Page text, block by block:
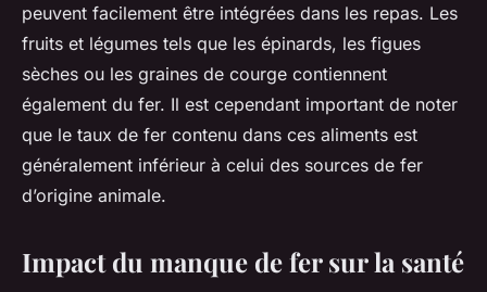
peuvent facilement être intégrées dans les repas. Les
fruits et légumes tels que les épinards, les figues
sèches ou les graines de courge contiennent
également du fer. Il est cependant important de noter
que le taux de fer contenu dans ces aliments est
généralement inférieur à celui des sources de fer
d’origine animale.
Impact du manque de fer sur la santé